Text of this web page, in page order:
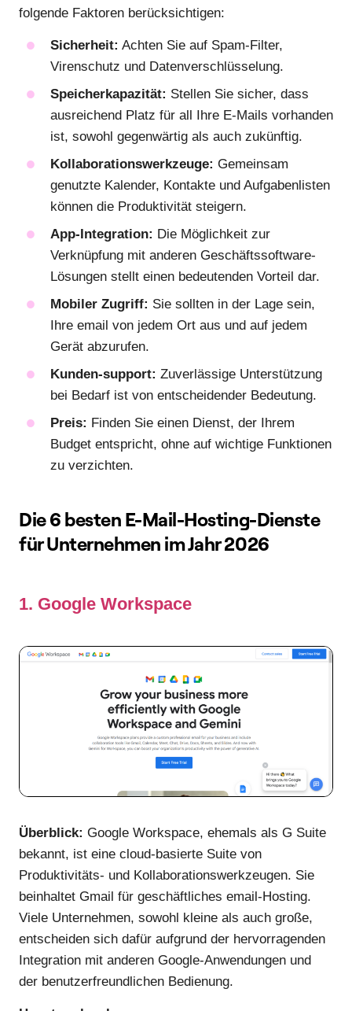
folgende Faktoren berücksichtigen:
Sicherheit: Achten Sie auf Spam-Filter,
Virenschutz und Datenverschlüsselung.
Speicherkapazität: Stellen Sie sicher, dass
ausreichend Platz für all Ihre E-Mails vorhanden
ist, sowohl gegenwärtig als auch zukünftig.
Kollaborationswerkzeuge: Gemeinsam
genutzte Kalender, Kontakte und Aufgabenlisten
können die Produktivität steigern.
App-Integration: Die Möglichkeit zur
Verknüpfung mit anderen Geschäftssoftware-
Lösungen stellt einen bedeutenden Vorteil dar.
Mobiler Zugriff: Sie sollten in der Lage sein,
Ihre email von jedem Ort aus und auf jedem
Gerät abzurufen.
Kunden-support: Zuverlässige Unterstützung
bei Bedarf ist von entscheidender Bedeutung.
Preis: Finden Sie einen Dienst, der Ihrem
Budget entspricht, ohne auf wichtige Funktionen
zu verzichten.
Die 6 besten E-Mail-Hosting-Dienste
für Unternehmen im Jahr 2026
1. Google Workspace
Überblick: Google Workspace, ehemals als G Suite
bekannt, ist eine cloud-basierte Suite von
Produktivitäts- und Kollaborationswerkzeugen. Sie
beinhaltet Gmail für geschäftliches email-Hosting.
Viele Unternehmen, sowohl kleine als auch große,
entscheiden sich dafür aufgrund der hervorragenden
Integration mit anderen Google-Anwendungen und
der benutzerfreundlichen Bedienung.